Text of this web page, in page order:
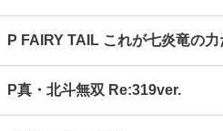
P FAIRY TAIL これが七炎竜の力
P真・北斗無双 Re:319ver.